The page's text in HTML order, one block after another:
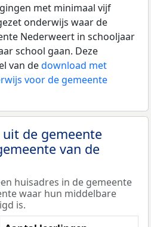
met minimaal vijf
onderwijs waar de
Nederweert in schooljaar
school gaan. Deze
van dedownload met
voor de gemeente
de gemeente
van de
huisadres in de gemeente
waar hun middelbare
is.